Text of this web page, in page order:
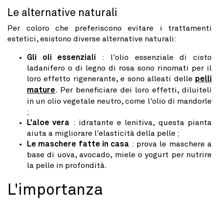
Le alternative naturali
Per coloro che preferiscono evitare i trattamenti
estetici, esistono diverse alternative naturali:
Gli oli essenziali : l'olio essenziale di cisto
ladanifero o di legno di rosa sono rinomati per il
loro effetto rigenerante, e sono alleati delle pelli
mature. Per beneficiare dei loro effetti, diluiteli
in un olio vegetale neutro, come l'olio di mandorle
;
L'aloe vera : idratante e lenitiva, questa pianta
aiuta a migliorare l'elasticità della pelle ;
Le maschere fatte in casa : prova le maschere a
base di uova, avocado, miele o yogurt per nutrire
la pelle in profondità.
L'importanza